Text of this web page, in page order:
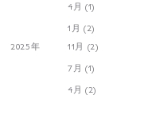
4月 (1)
1月 (2)
2025年
11月 (2)
7月 (1)
4月 (2)